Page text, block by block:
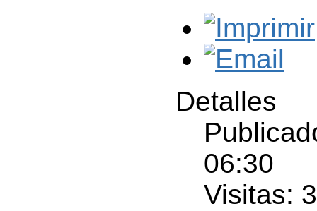
Detalles
06:30
Visitas: